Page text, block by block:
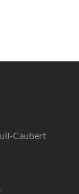
Caubert